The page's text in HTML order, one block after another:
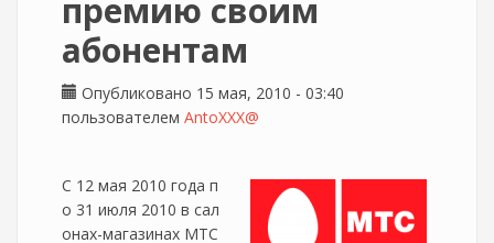
премию своим
абонентам
Опубликовано 15 мая, 2010 - 03:40
пользователем AntoXXX@
С 12 мая 2010 года п
о 31 июля 2010 в сал
онах-магазинах МТС